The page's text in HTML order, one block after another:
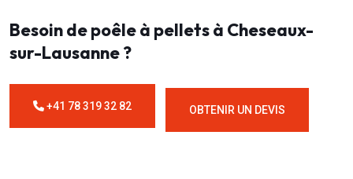
Besoin de poêle à pellets à Cheseaux-
sur-Lausanne ?
+41 78 319 32 82 OBTENIR UN DEVIS